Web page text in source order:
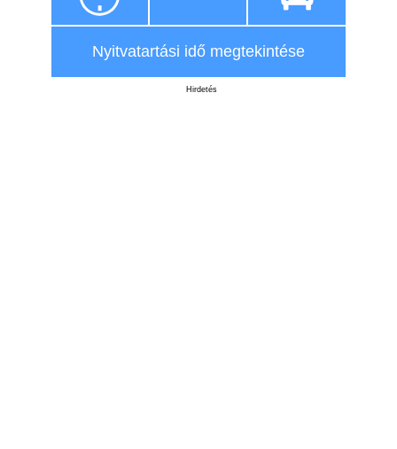
Nyitvatartási idő megtekintése
Hirdetés